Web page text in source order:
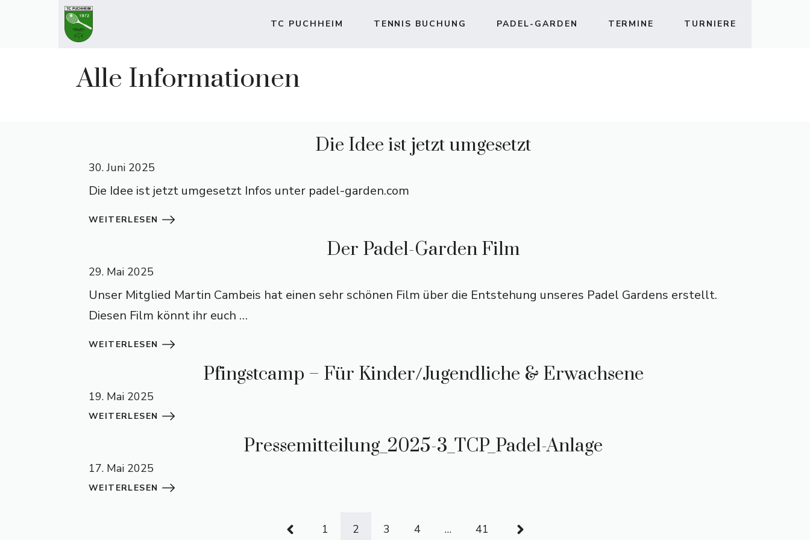
TC PUCHHEIM TENNIS BUCHUNG PADEL-GARDEN TERMINE TURNIERE
Alle Informationen
Die Idee ist jetzt umgesetzt
30. Juni 2025
Die Idee ist jetzt umgesetzt Infos unter padel-garden.com
WEITERLESEN
Der Padel-Garden Film
29. Mai 2025
Unser Mitglied Martin Cambeis hat einen sehr schönen Film über die Entstehung unseres Padel Gardens erstellt.
Diesen Film könnt ihr euch …
WEITERLESEN
Pfingstcamp – Für Kinder/Jugendliche & Erwachsene
19. Mai 2025
WEITERLESEN
Pressemitteilung_2025-3_TCP_Padel-Anlage
17. Mai 2025
WEITERLESEN
1 2 3 4 … 41